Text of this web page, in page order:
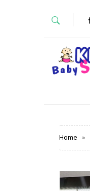
Home »